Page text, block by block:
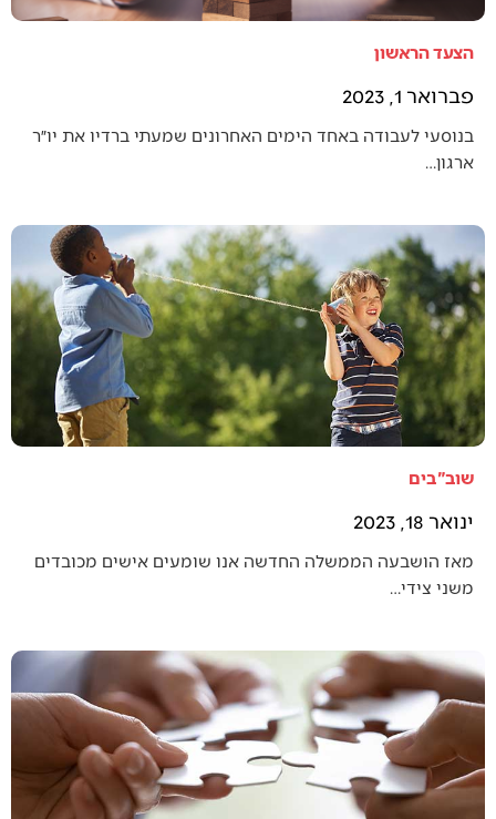
הצעד הראשון
פברואר 1, 2023
בנוסעי לעבודה באחד הימים האחרונים שמעתי ברדיו את יו״ר
ארגון…
שוב"בים
ינואר 18, 2023
מאז הושבעה הממשלה החדשה אנו שומעים אישים מכובדים
משני צידי…